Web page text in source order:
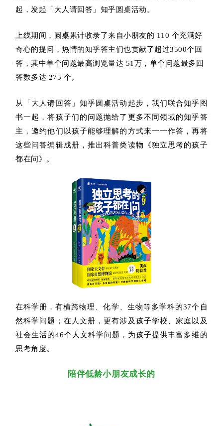
起，发起「大人请回答」知乎圆桌活动。
上线期间，圆桌累计收录了来自小朋友的 110 个充满好
奇心的提问，热情的知乎答主们也贡献了超过3500个回
答，其中单个问题最高浏览量达 51万，单个问题最多回
答数多达 275 个。
从「大人请回答」知乎圆桌活动起步，我们联合知乎图
书一起，将孩子们的问题抛给了更多不同领域的知乎答
主，邀约他们以孩子能够理解的方式来一一作答，再将
这些问答编辑成册，推出科普类读物《独立思考的孩子
都在问》。
在科学册，有横跨物理、化学、生物等多学科的37个自
然科学问题；在人文册，更有涉及孩子学校、家庭以及
社会生活的46个人文科学问题，为孩子提供丰富多维的
思考角度。
陪伴低龄小朋友成长的